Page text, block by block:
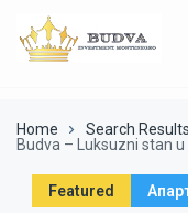
Home Search Results
Budva – Luksuzni stan
Featured